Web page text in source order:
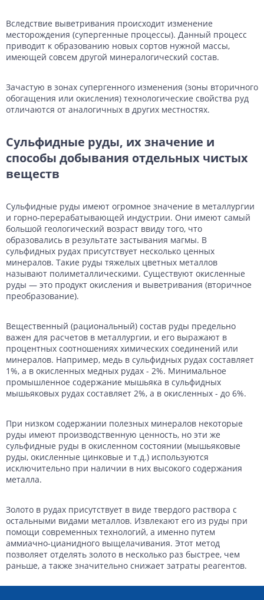
Вследствие выветривания происходит изменение
месторождения (супергенные процессы). Данный процесс
приводит к образованию новых сортов нужной массы,
имеющей совсем другой минералогический состав.
Зачастую в зонах супергенного изменения (зоны вторичного
обогащения или окисления) технологические свойства руд
отличаются от аналогичных в других местностях.
Сульфидные руды, их значение и
способы добывания отдельных чистых
веществ
Сульфидные руды имеют огромное значение в металлургии
и горно-перерабатывающей индустрии. Они имеют самый
большой геологический возраст ввиду того, что
образовались в результате застывания магмы. В
сульфидных рудах присутствует несколько ценных
минералов. Такие руды тяжелых цветных металлов
называют полиметаллическими. Существуют окисленные
руды — это продукт окисления и выветривания (вторичное
преобразование).
Вещественный (рациональный) состав руды предельно
важен для расчетов в металлургии, и его выражают в
процентных соотношениях химических соединений или
минералов. Например, медь в сульфидных рудах составляет
1%, а в окисленных медных рудах - 2%. Минимальное
промышленное содержание мышьяка в сульфидных
мышьяковых рудах составляет 2%, а в окисленных - до 6%.
При низком содержании полезных минералов некоторые
руды имеют производственную ценность, но эти же
сульфидные руды в окисленном состоянии (мышьяковые
руды, окисленные цинковые и т.д.) используются
исключительно при наличии в них высокого содержания
металла.
Золото в рудах присутствует в виде твердого раствора с
остальными видами металлов. Извлекают его из руды при
помощи современных технологий, а именно путем
аммиачно-цианидного выщелачивания. Этот метод
позволяет отделять золото в несколько раз быстрее, чем
раньше, а также значительно снижает затраты реагентов.